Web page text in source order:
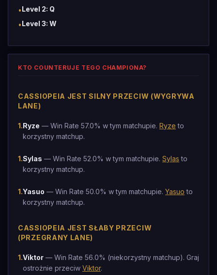
•Level 2: Q
•Level 3: W
KTO COUNTERUJE TEGO CHAMPIONA?
CASSIOPEIA JEST SILNY PRZECIW (WYGRYWA
LANE)
1.Ryze — Win Rate 57.0% w tym matchupie. Ryze to
korzystny matchup.
1.Sylas — Win Rate 52.0% w tym matchupie. Sylas to
korzystny matchup.
1.Yasuo — Win Rate 50.0% w tym matchupie. Yasuo to
korzystny matchup.
CASSIOPEIA JEST SŁABY PRZECIW
(PRZEGRANY LANE)
1.Viktor — Win Rate 56.0% (niekorzystny matchup). Graj
ostrożnie przeciw Viktor.